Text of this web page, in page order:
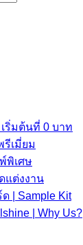
ริ่มต้นที่ 0 บาท
เมี่ยม
พิเศษ
แต่งงาน
| Sample Kit
| Why Us?